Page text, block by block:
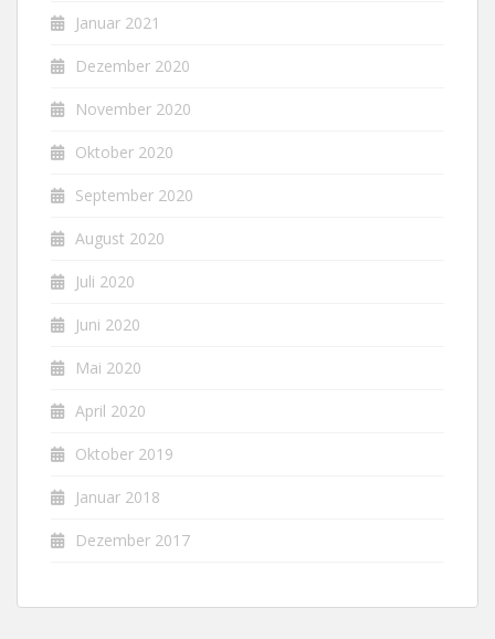
Januar 2021
Dezember 2020
November 2020
Oktober 2020
September 2020
August 2020
Juli 2020
Juni 2020
Mai 2020
April 2020
Oktober 2019
Januar 2018
Dezember 2017